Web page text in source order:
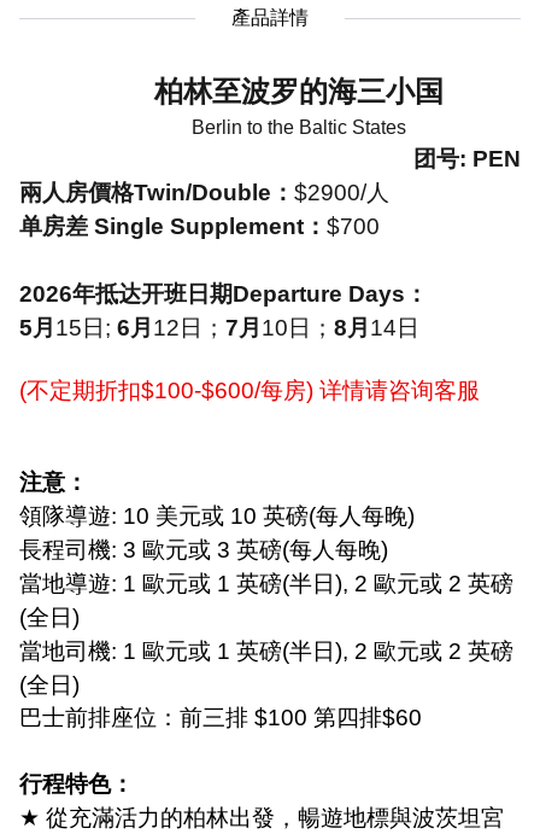
產品詳情
柏林至波罗的海三小国
Berlin to the Baltic States
团号: PEN
兩人房價格Twin/Double ： $2900/人
单房差 Single Supplement ： $700
2026年抵达开班日期Departure Days ：
5月 15 日 ; 6月 12 日； 7月 10 日； 8月 14 日
(不定期折扣$100-$600/每房) 详情请咨询客服
注意：
領隊導遊: 10 美元或 10 英磅(每人每晚)
長程司機: 3 歐元或 3 英磅(每人每晚)
當地導遊: 1 歐元或 1 英磅(半日), 2 歐元或 2 英磅
(全日)
當地司機: 1 歐元或 1 英磅(半日), 2 歐元或 2 英磅
(全日)
巴士前排座位：前三排 $100 第四排$60
行程特色：
★ 從充滿活力的柏林出發，暢遊地標與波茨坦宮